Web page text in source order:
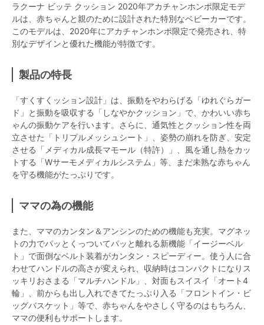
ラクーナ ビッテ クッション 2020年アカチャンホンポ限定モデ
ルは、赤ちゃんと親のために設計された特別なベビーカーです。
このモデルは、2020年にアカチャンホンポ限定で発売され、特
別なデザインと優れた機能が特徴です。
製品の特長
「すくすくッション設計」は、振動をやわらげる「ゆれぐらガー
ド」と振動を吸収する「しなやかクッション」で、かわいい赤ち
ゃんの振動ケアを行います。さらに、通気性とクッション性を両
立させた「トリプルメッシュシート」、姿勢の崩れを防ぎ、安定
させる「メディカル成長マモール（特許）」、風を通し熱をカッ
トする「Wサーモメディカルシステム」等、まだ未熟な赤ちゃん
を守る機能がたっぷりです。
ママの為の機能
また、ママのカンタン＆アンシンのための機能も充実。マグネッ
トの力でパッとくっついてパッと離れる新機能「イージーベル
ト」で面倒なベルト装着がカンタン・スピーディー。使う人に合
わせてハンドルの高さが変えられ、収納時はコンパクトになりス
ッキリおさまる「マルチハンドル」、対面もスイスイ「オート4
輪」、前からも出し入れできてたっぷり入る「フロントイン・ビ
ッグバスケット」等で、赤ちゃんをやさしく守るのはもちろん、
ママの便利もサポートします。